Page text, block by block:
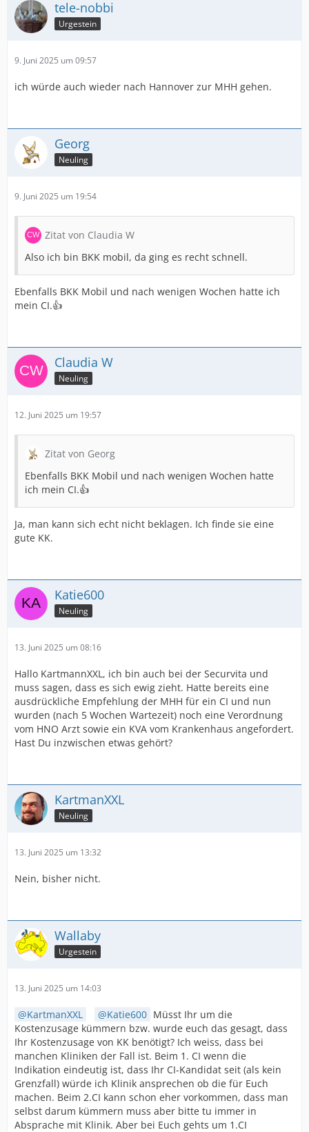
tele-nobbi
Urgestein
9. Juni 2025 um 09:57
ich würde auch wieder nach Hannover zur MHH gehen.
Georg
Neuling
9. Juni 2025 um 19:54
Zitat von Claudia W
Also ich bin BKK mobil, da ging es recht schnell.
Ebenfalls BKK Mobil und nach wenigen Wochen hatte ich
mein CI.👍
Claudia W
Neuling
12. Juni 2025 um 19:57
Zitat von Georg
Ebenfalls BKK Mobil und nach wenigen Wochen hatte
ich mein CI.👍
Ja, man kann sich echt nicht beklagen. Ich finde sie eine
gute KK.
Katie600
Neuling
13. Juni 2025 um 08:16
Hallo KartmannXXL, ich bin auch bei der Securvita und
muss sagen, dass es sich ewig zieht. Hatte bereits eine
ausdrückliche Empfehlung der MHH für ein CI und nun
wurden (nach 5 Wochen Wartezeit) noch eine Verordnung
vom HNO Arzt sowie ein KVA vom Krankenhaus angefordert.
Hast Du inzwischen etwas gehört?
KartmanXXL
Neuling
13. Juni 2025 um 13:32
Nein, bisher nicht.
Wallaby
Urgestein
13. Juni 2025 um 14:03
KartmanXXL Katie600 Müsst Ihr um die
Kostenzusage kümmern bzw. wurde euch das gesagt, dass
Ihr Kostenzusage von KK benötigt? Ich weiss, dass bei
manchen Kliniken der Fall ist. Beim 1. CI wenn die
Indikation eindeutig ist, dass Ihr CI-Kandidat seit (als kein
Grenzfall) würde ich Klinik ansprechen ob die für Euch
machen. Beim 2.CI kann schon eher vorkommen, dass man
selbst darum kümmern muss aber bitte tu immer in
Absprache mit Klinik. Aber bei Euch gehts um 1.CI